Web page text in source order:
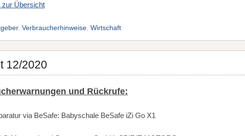
zur Übersicht
, Verbraucherhinweise, Wirtschaft
12/2020
und Rückrufe:
via BeSafe: Babyschale BeSafe iZi Go X1